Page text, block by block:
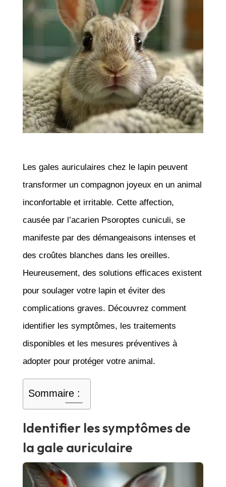
Les gales auriculaires chez le lapin peuvent
transformer un compagnon joyeux en un animal
inconfortable et irritable. Cette affection,
causée par l’acarien Psoroptes cuniculi, se
manifeste par des démangeaisons intenses et
des croûtes blanches dans les oreilles.
Heureusement, des solutions efficaces existent
pour soulager votre lapin et éviter des
complications graves. Découvrez comment
identifier les symptômes, les traitements
disponibles et les mesures préventives à
adopter pour protéger votre animal.
Sommaire :
Identifier les symptômes de
la gale auriculaire